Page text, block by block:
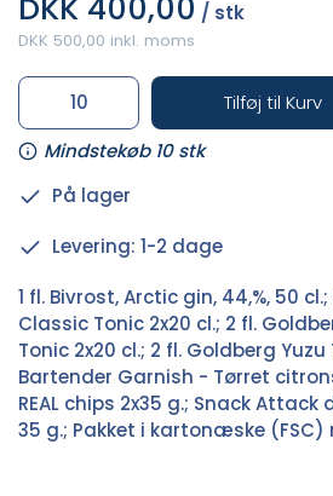
/ stk
DKK 500,00 inkl. moms
Tilføj til Kurv
Mindstekøb 10 stk
På lager
Levering: 1-2 dage
1 fl. Bivrost, Arctic gin, 44,%, 50
Classic Tonic 2x20 cl.; 2 fl.
Tonic 2x20 cl.; 2 fl. Goldberg Yuzu
Bartender Garnish - Tørret
REAL chips 2x35 g.; Snack Attack
35 g.; Pakket i kartonæske